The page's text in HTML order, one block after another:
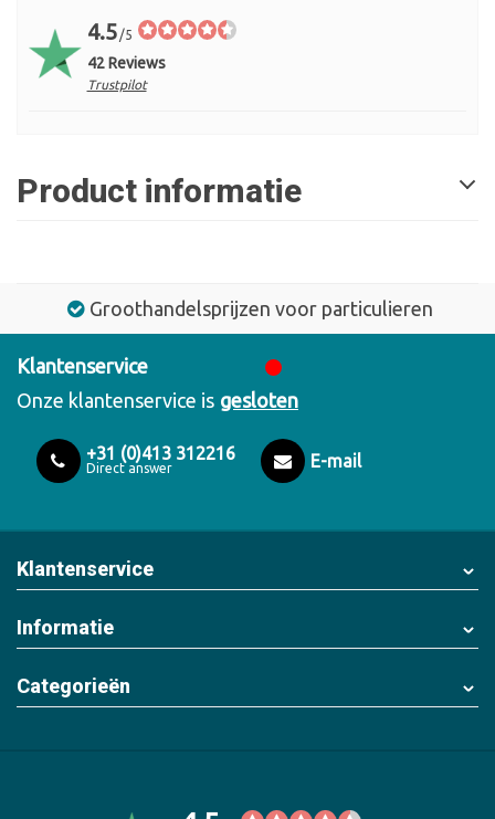
4.5 /5
42 Reviews
Trustpilot
Product informatie
Groothandelsprijzen voor particulieren
Klantenservice
Onze klantenservice is gesloten
+31 (0)413 312216
Direct answer E-mail
Klantenservice
Informatie
Categorieën